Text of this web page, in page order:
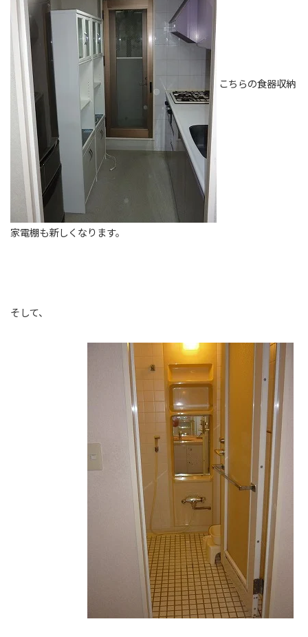
こちらの食器収納
家電棚も新しくなります。
そして、